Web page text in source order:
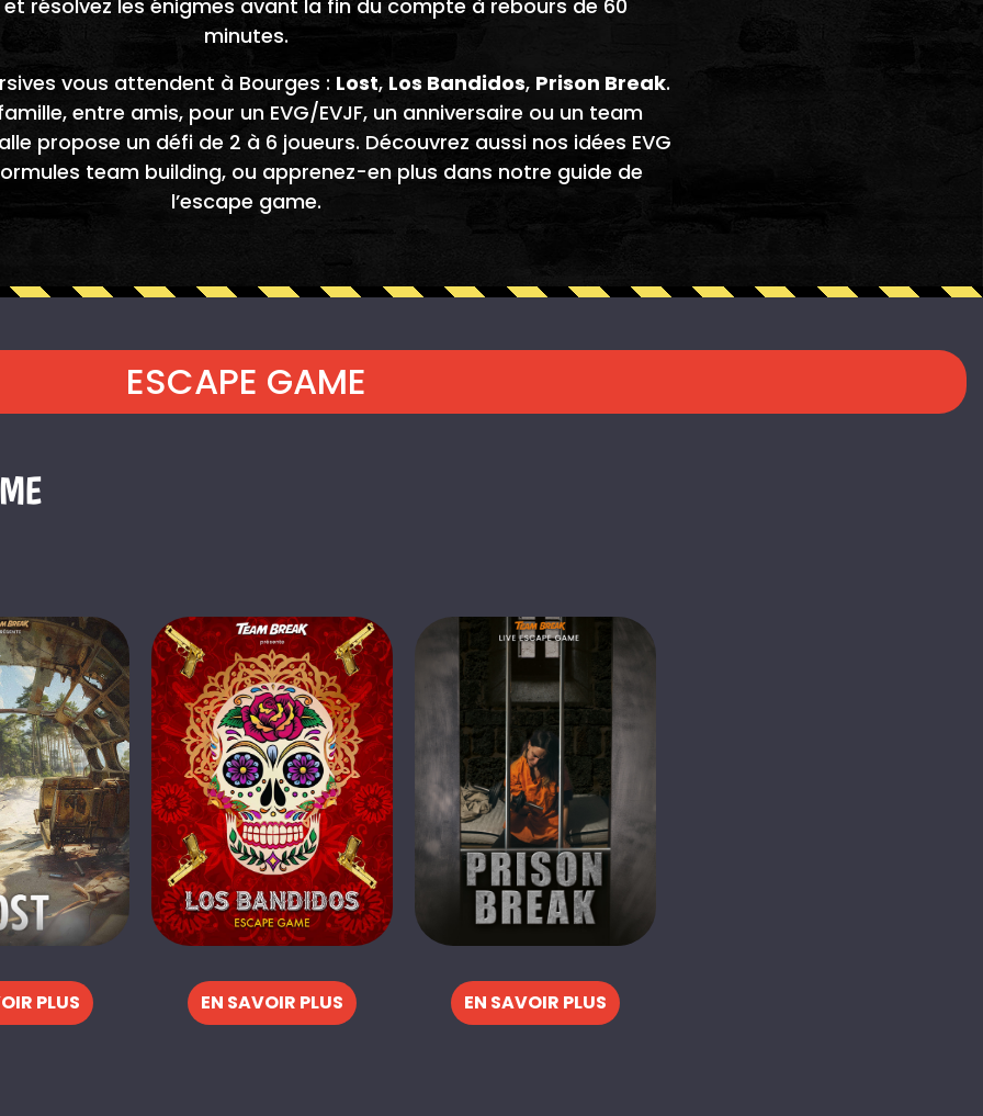
résolvez les énigmes avant la fin du compte à rebours de 60
minutes.
vous attendent à Bourges : Lost, Los Bandidos, Prison Break.
entre amis, pour un EVG/EVJF, un anniversaire ou un team
propose un défi de 2 à 6 joueurs. Découvrez aussi nos idées EVG
team building, ou apprenez-en plus dans notre guide de
l’escape game.
ESCAPE GAME
PLUS EN SAVOIR PLUS EN SAVOIR PLUS